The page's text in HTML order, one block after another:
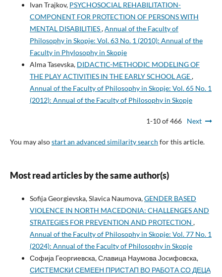
Ivan Trajkov, PSYCHOSOCIAL REHABILITATION-
COMPONENT FOR PROTECTION OF PERSONS WITH
MENTAL DISABILITIES,Annual of the Faculty of
Philosophy in Skopje: Vol. 63 No. 1 (2010): Annual of the
Faculty in Phylosophy in Skopje
Alma Tasevska, DIDACTIC-METHODIC MODELING OF
THE PLAY ACTIVITIES IN THE EARLY SCHOOL AGE,
Annual of the Faculty of Philosophy in Skopje: Vol. 65 No. 1
(2012): Annual of the Faculty of Philosophy in Skopje
1-10 of 466 Next
You may alsostart an advanced similarity search for this article.
Most read articles by the same author(s)
Sofija Georgievska, Slavica Naumova,GENDER BASED
VIOLENCE IN NORTH MACEDONIA: CHALLENGES AND
STRATEGIES FOR PREVENTION AND PROTECTION ,
Annual of the Faculty of Philosophy in Skopje: Vol. 77 No. 1
(2024): Annual of the Faculty of Philosophy in Skopje
Софија Георгиевска, Славица Наумова Јосифовска,
СИСТЕМСКИ СЕМЕЕН ПРИСТАП ВО РАБОТА СО ДЕЦА